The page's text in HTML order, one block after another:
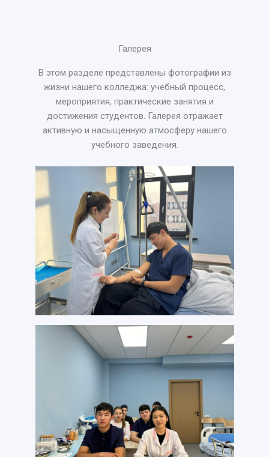
Галерея
В этом разделе представлены фотографии из
жизни нашего колледжа: учебный процесс,
мероприятия, практические занятия и
достижения студентов. Галерея отражает
активную и насыщенную атмосферу нашего
учебного заведения.